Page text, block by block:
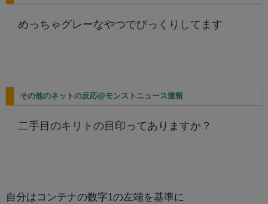
めっちゃグレーなやつでびっくりしてます
その他のネットの反応@モンストニュース速報
二手目のキリトの目印ってありますか？
自分はコンテナの数字1の左端を基準に